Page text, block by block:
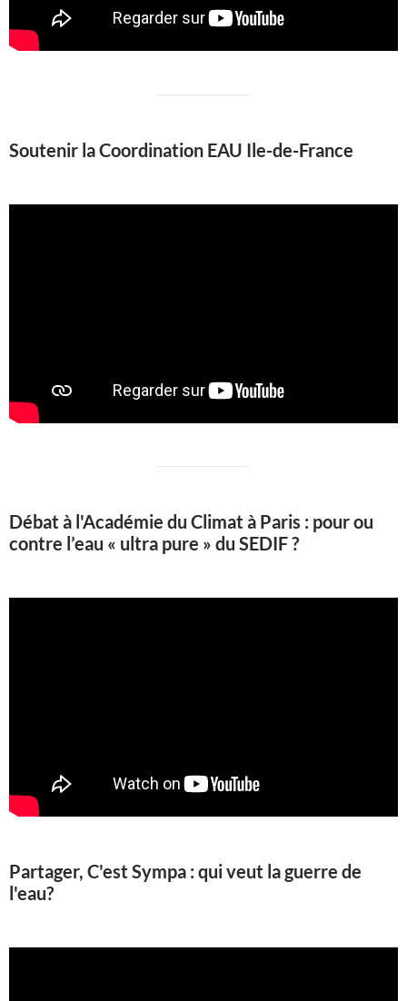
Soutenir la Coordination EAU Ile-de-France
Débat à l'Académie du Climat à Paris : pour ou
contre l’eau « ultra pure » du SEDIF ?
Partager, C'est Sympa : qui veut la guerre de
l'eau?